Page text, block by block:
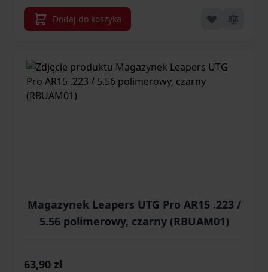
Dodaj do koszyka
Magazynek Leapers UTG Pro AR15 .223 /
5.56 polimerowy, czarny (RBUAM01)
63,90 zł